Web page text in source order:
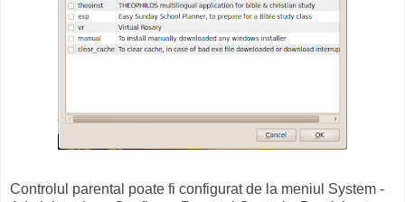
Controlul parental poate fi configurat de la meniul System -